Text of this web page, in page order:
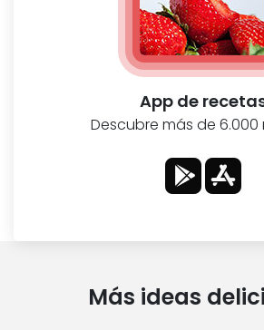
App de
Descubre más de 6.000
Más ideas